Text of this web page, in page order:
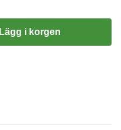
Lägg i korgen